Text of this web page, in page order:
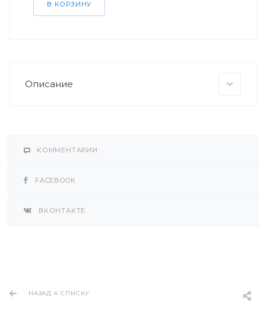
В КОРЗИНУ
Описание
КОММЕНТАРИИ
FACEBOOK
ВКОНТАКТЕ
НАЗАД К СПИСКУ